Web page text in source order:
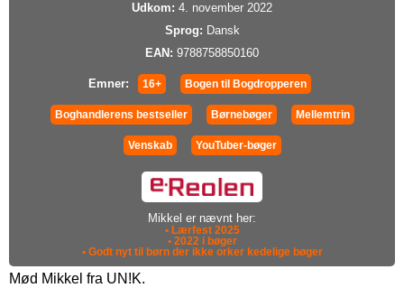
Udkom: 4. november 2022
Sprog: Dansk
EAN: 9788758850160
Emner: 16+ Bogen til Bogdropperen
Boghandlerens bestseller Børnebøger Mellemtrin
Venskab YouTuber-bøger
Mikkel er nævnt her:
• Lærfest 2025
• 2022 i bøger
• Godt nyt til børn der ikke orker kedelige bøger
Mød Mikkel fra UN!K.